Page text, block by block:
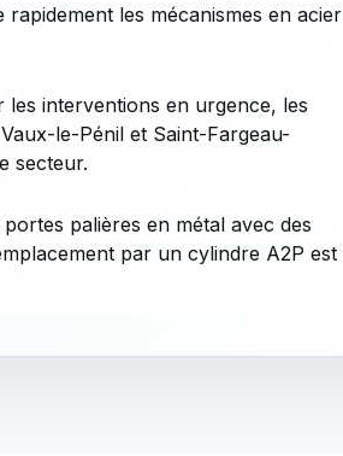
les mécanismes en acier
interventions en urgence, les
le-Pénil et Saint-Fargeau-
secteur.
palières en métal avec des
par un cylindre A2P est